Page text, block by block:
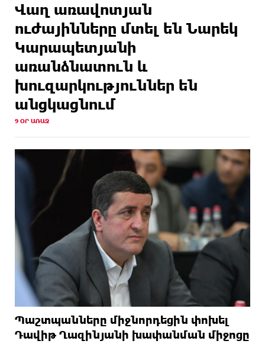
Վաղ առավոտյան
ուժայինները մտել են Նարեկ
Կարապետյանի
առանձնատուն և
խուզարկություններ են
անցկացնում
9 ՕՐ ԱՌԱՋ
Պաշտպանները միջնորդեցին փոխել
Դավիթ Ղազինյանի խափանման միջոցը